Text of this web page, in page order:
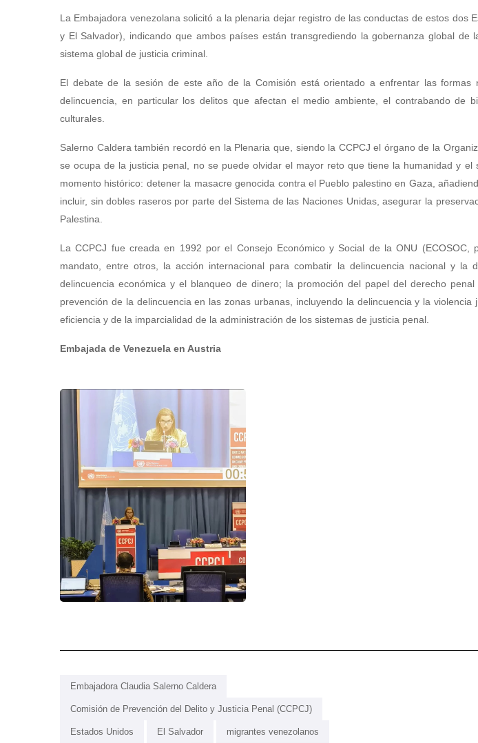
La Embajadora venezolana solicitó a la plenaria dejar registro de las conductas de estos dos
y El Salvador), indicando que ambos países están transgrediendo la gobernanza global de
sistema global de justicia criminal.
El debate de la sesión de este año de la Comisión está orientado a enfrentar las formas
delincuencia, en particular los delitos que afectan el medio ambiente, el contrabando de
culturales.
Salerno Caldera también recordó en la Plenaria que, siendo la CCPCJ el órgano de la
se ocupa de la justicia penal, no se puede olvidar el mayor reto que tiene la humanidad y el
momento histórico: detener la masacre genocida contra el Pueblo palestino en Gaza,
incluir, sin dobles raseros por parte del Sistema de las Naciones Unidas, asegurar la
Palestina.
La CCPCJ fue creada en 1992 por el Consejo Económico y Social de la ONU (ECOSOC,
mandato, entre otros, la acción internacional para combatir la delincuencia nacional y la
delincuencia económica y el blanqueo de dinero; la promoción del papel del derecho
prevención de la delincuencia en las zonas urbanas, incluyendo la delincuencia y la
eficiencia y de la imparcialidad de la administración de los sistemas de justicia penal.
Embajada de Venezuela en Austria
Embajadora Claudia Salerno Caldera
Comisión de Prevención del Delito y Justicia Penal (CCPCJ)
Estados Unidos El Salvador migrantes venezolanos